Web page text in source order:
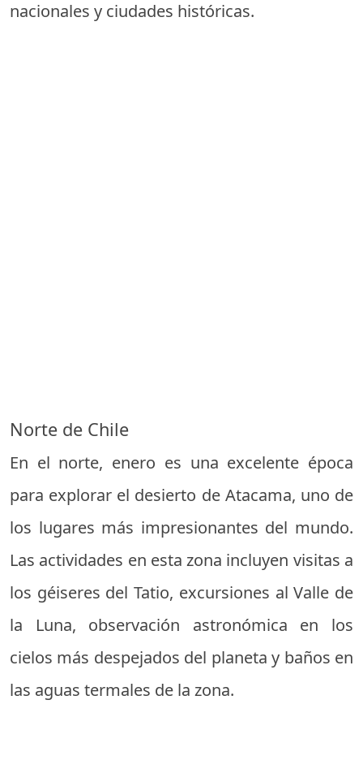
nacionales y ciudades históricas.
Norte de Chile
En el norte, enero es una excelente época
para explorar el desierto de Atacama, uno de
los lugares más impresionantes del mundo.
Las actividades en esta zona incluyen visitas a
los géiseres del Tatio, excursiones al Valle de
la Luna, observación astronómica en los
cielos más despejados del planeta y baños en
las aguas termales de la zona.